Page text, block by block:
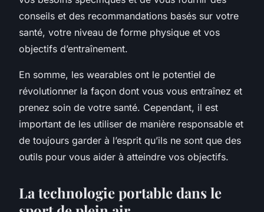
conseils et des recommandations basés sur votre
santé, votre niveau de forme physique et vos
objectifs d’entraînement.
En somme, les wearables ont le potentiel de
révolutionner la façon dont vous vous entraînez et
prenez soin de votre santé. Cependant, il est
important de les utiliser de manière responsable et
de toujours garder à l’esprit qu’ils ne sont que des
outils pour vous aider à atteindre vos objectifs.
La technologie portable dans le